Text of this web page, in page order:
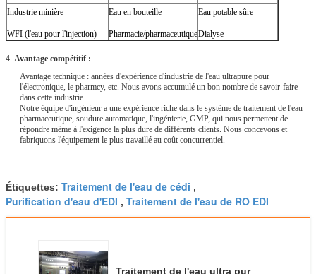
Industrie minière Eau en bouteille Eau potable sûre
WFI (l'eau pour l'injection) Pharmacie/pharmaceutiqueDialyse
4. Avantage compétitif :
Avantage technique : années d'expérience d'industrie de l'eau ultrapure pour
l'électronique, le pharmcy, etc. Nous avons accumulé un bon nombre de savoir-faire
dans cette industrie.
Notre équipe d'ingénieur a une expérience riche dans le système de traitement de l'eau
pharmaceutique, soudure automatique, l'ingénierie, GMP, qui nous permettent de
répondre même à l'exigence la plus dure de différents clients. Nous concevons et
fabriquons l'équipement le plus travaillé au coût concurrentiel.
Étiquettes: Traitement de l'eau de cédi ,
Purification d'eau d'EDI , Traitement de l'eau de RO EDI
Traitement de l'eau ultra pur